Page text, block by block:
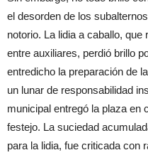
el desorden de los
notorio. La lidia a caballo,
entre auxiliares, perdió brillo
entredicho la preparación de
un lunar de responsabilidad
municipal entregó la plaza en
festejo. La suciedad
para la lidia, fue criticada con